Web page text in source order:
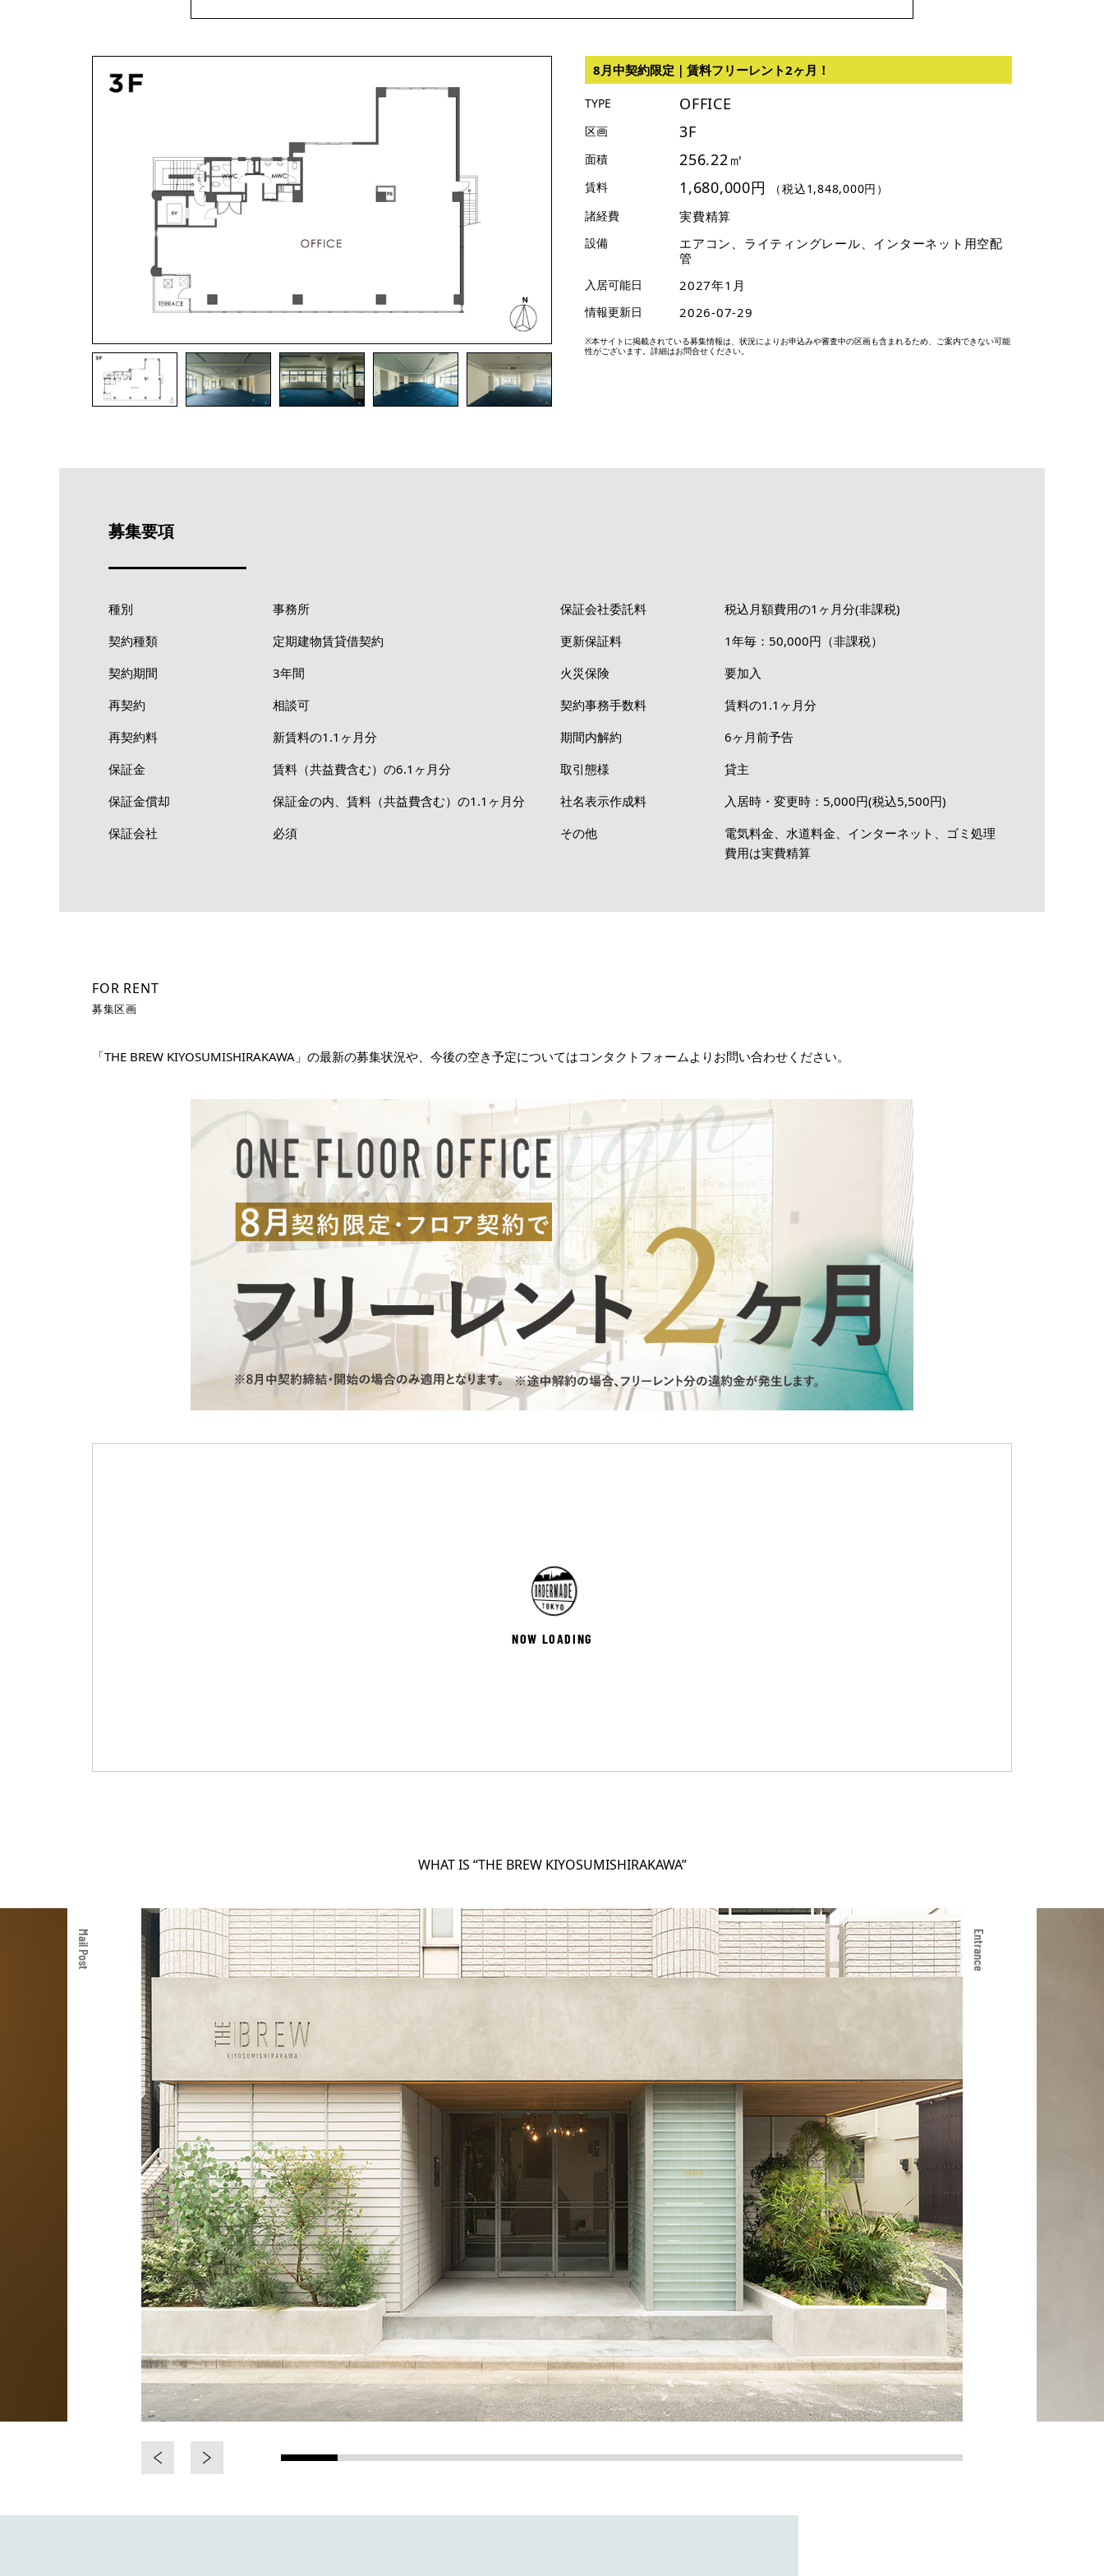
8月中契約限定｜賃料フリーレント2ヶ月！
TYPE OFFICE
区画 3F
面積 256.22㎡
賃料 1,680,000円
（税込1,848,000円）
諸経費
実費精算
設備
エアコン、ライティングレール、インターネット用空配
管
入居可能日 2027年1月
情報更新日 2026-07-29
※本サイトに掲載されている募集情報は、状況によりお申込みや審査中の区画も含まれるため、ご案内できない可能
性がございます。詳細はお問合せください。
募集要項
種別
事務所
契約種類
定期建物賃貸借契約
契約期間
3年間
再契約
相談可
再契約料
新賃料の1.1ヶ月分
保証金
賃料（共益費含む）の6.1ヶ月分
保証金償却
保証金の内、賃料（共益費含む）の1.1ヶ月分
保証会社
必須
保証会社委託料
税込月額費用の1ヶ月分(非課税)
更新保証料
1年毎：50,000円（非課税）
火災保険
要加入
契約事務手数料
賃料の1.1ヶ月分
期間内解約
6ヶ月前予告
取引態様
貸主
社名表示作成料
入居時・変更時：5,000円(税込5,500円)
その他
電気料金、水道料金、インターネット、ゴミ処理
費用は実費精算
FOR RENT
募集区画
「THE BREW KIYOSUMISHIRAKAWA」の最新の募集状況や、今後の空き予定についてはコンタクトフォームよりお問い合わせください。
NOW LOADING
WHAT IS “THE BREW KIYOSUMISHIRAKAWA”
Mail Post Entrance